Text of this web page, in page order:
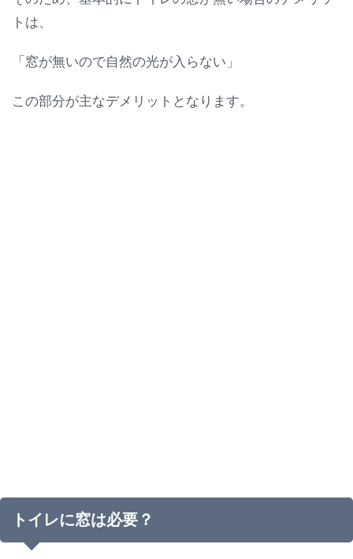
トは、
「窓が無いので自然の光が入らない」
この部分が主なデメリットとなります。
トイレに窓は必要？